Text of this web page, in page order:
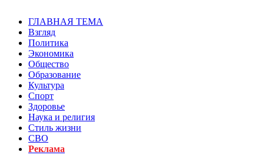
ГЛАВНАЯ ТЕМА
Взгляд
Политика
Экономика
Общество
Образование
Культура
Спорт
Здоровье
Наука и религия
Стиль жизни
СВО
Реклама